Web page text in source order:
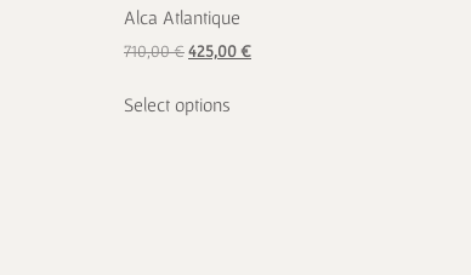
Alca Atlantique
710,00€425,00€
Select options